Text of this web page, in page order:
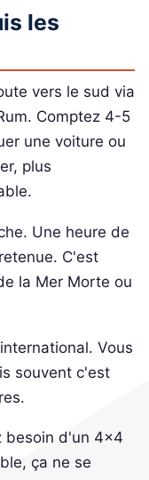
les
vers le sud via
Comptez 4-5
une voiture ou
plus
Une heure de
C'est
la Mer Morte ou
Vous
souvent c'est
besoin d'un 4x4
ça ne se